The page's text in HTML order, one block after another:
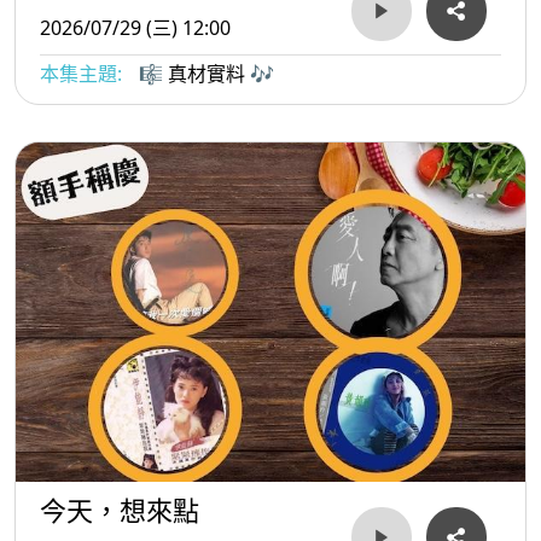
2026/07/29 (三) 12:00
本集主題:
🎼 真材實料 🎶
今天，想來點